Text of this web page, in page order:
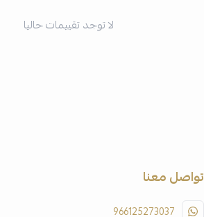
لا توجد تقييمات حاليا
تواصل معنا
966125273037